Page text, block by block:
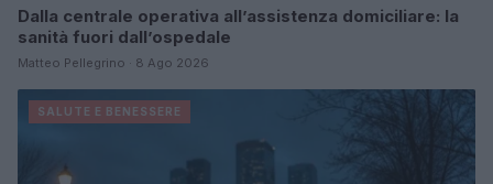
Dalla centrale operativa all’assistenza domiciliare: la
sanità fuori dall’ospedale
Matteo Pellegrino · 8 Ago 2026
SALUTE E BENESSERE